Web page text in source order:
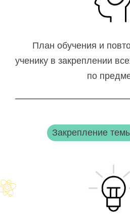
План обучения и
ученику в закреплении
по
Закрепление